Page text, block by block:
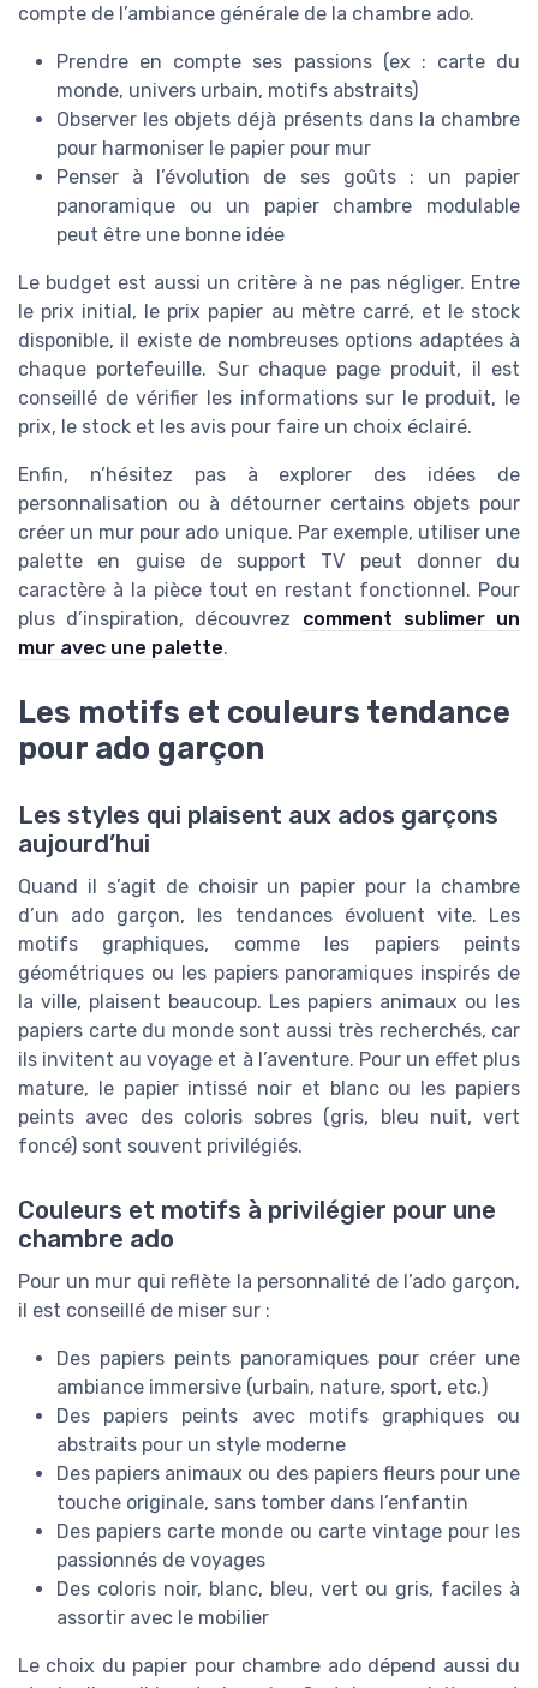
compte de l’ambiance générale de la chambre ado.
Prendre en compte ses passions (ex : carte du
monde, univers urbain, motifs abstraits)
Observer les objets déjà présents dans la chambre
pour harmoniser le papier pour mur
Penser à l’évolution de ses goûts : un papier
panoramique ou un papier chambre modulable
peut être une bonne idée
Le budget est aussi un critère à ne pas négliger. Entre
le prix initial, le prix papier au mètre carré, et le stock
disponible, il existe de nombreuses options adaptées à
chaque portefeuille. Sur chaque page produit, il est
conseillé de vérifier les informations sur le produit, le
prix, le stock et les avis pour faire un choix éclairé.
Enfin, n’hésitez pas à explorer des idées de
personnalisation ou à détourner certains objets pour
créer un mur pour ado unique. Par exemple, utiliser une
palette en guise de support TV peut donner du
caractère à la pièce tout en restant fonctionnel. Pour
plus d’inspiration, découvrez comment sublimer un
mur avec une palette.
Les motifs et couleurs tendance
pour ado garçon
Les styles qui plaisent aux ados garçons
aujourd’hui
Quand il s’agit de choisir un papier pour la chambre
d’un ado garçon, les tendances évoluent vite. Les
motifs graphiques, comme les papiers peints
géométriques ou les papiers panoramiques inspirés de
la ville, plaisent beaucoup. Les papiers animaux ou les
papiers carte du monde sont aussi très recherchés, car
ils invitent au voyage et à l’aventure. Pour un effet plus
mature, le papier intissé noir et blanc ou les papiers
peints avec des coloris sobres (gris, bleu nuit, vert
foncé) sont souvent privilégiés.
Couleurs et motifs à privilégier pour une
chambre ado
Pour un mur qui reflète la personnalité de l’ado garçon,
il est conseillé de miser sur :
Des papiers peints panoramiques pour créer une
ambiance immersive (urbain, nature, sport, etc.)
Des papiers peints avec motifs graphiques ou
abstraits pour un style moderne
Des papiers animaux ou des papiers fleurs pour une
touche originale, sans tomber dans l’enfantin
Des papiers carte monde ou carte vintage pour les
passionnés de voyages
Des coloris noir, blanc, bleu, vert ou gris, faciles à
assortir avec le mobilier
Le choix du papier pour chambre ado dépend aussi du